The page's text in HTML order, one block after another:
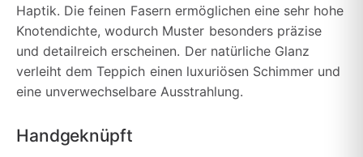
Haptik. Die feinen Fasern ermöglichen eine sehr hohe
Knotendichte, wodurch Muster besonders präzise
und detailreich erscheinen. Der natürliche Glanz
verleiht dem Teppich einen luxuriösen Schimmer und
eine unverwechselbare Ausstrahlung.
Handgeknüpft